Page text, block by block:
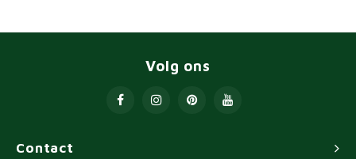
Contact
Volg ons